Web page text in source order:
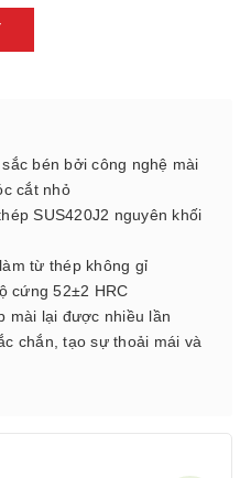
bén bởi công nghệ mài
cắt nhỏ
SUS420J2 nguyên khối
từ thép không gỉ
cứng 52±2 HRC
mài lại được nhiều lần
chắn, tạo sự thoải mái và